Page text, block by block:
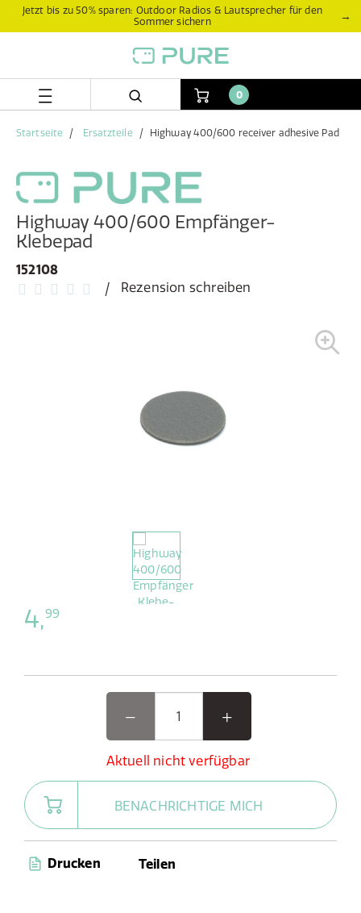
Zum
ZumJetzt bis zu 50% sparen: Outdoor Radios & Lautsprecher für den
Sommer sichern
→
0
Startseite Ersatzteile Highway 400/600 receiver adhesive Pad
Highway 400/600 Empfänger-
Klebepad
152108
Rezension schreiben
4,99
Aktuell nicht verfügbar
BENACHRICHTIGE MICH
Drucken Teilen